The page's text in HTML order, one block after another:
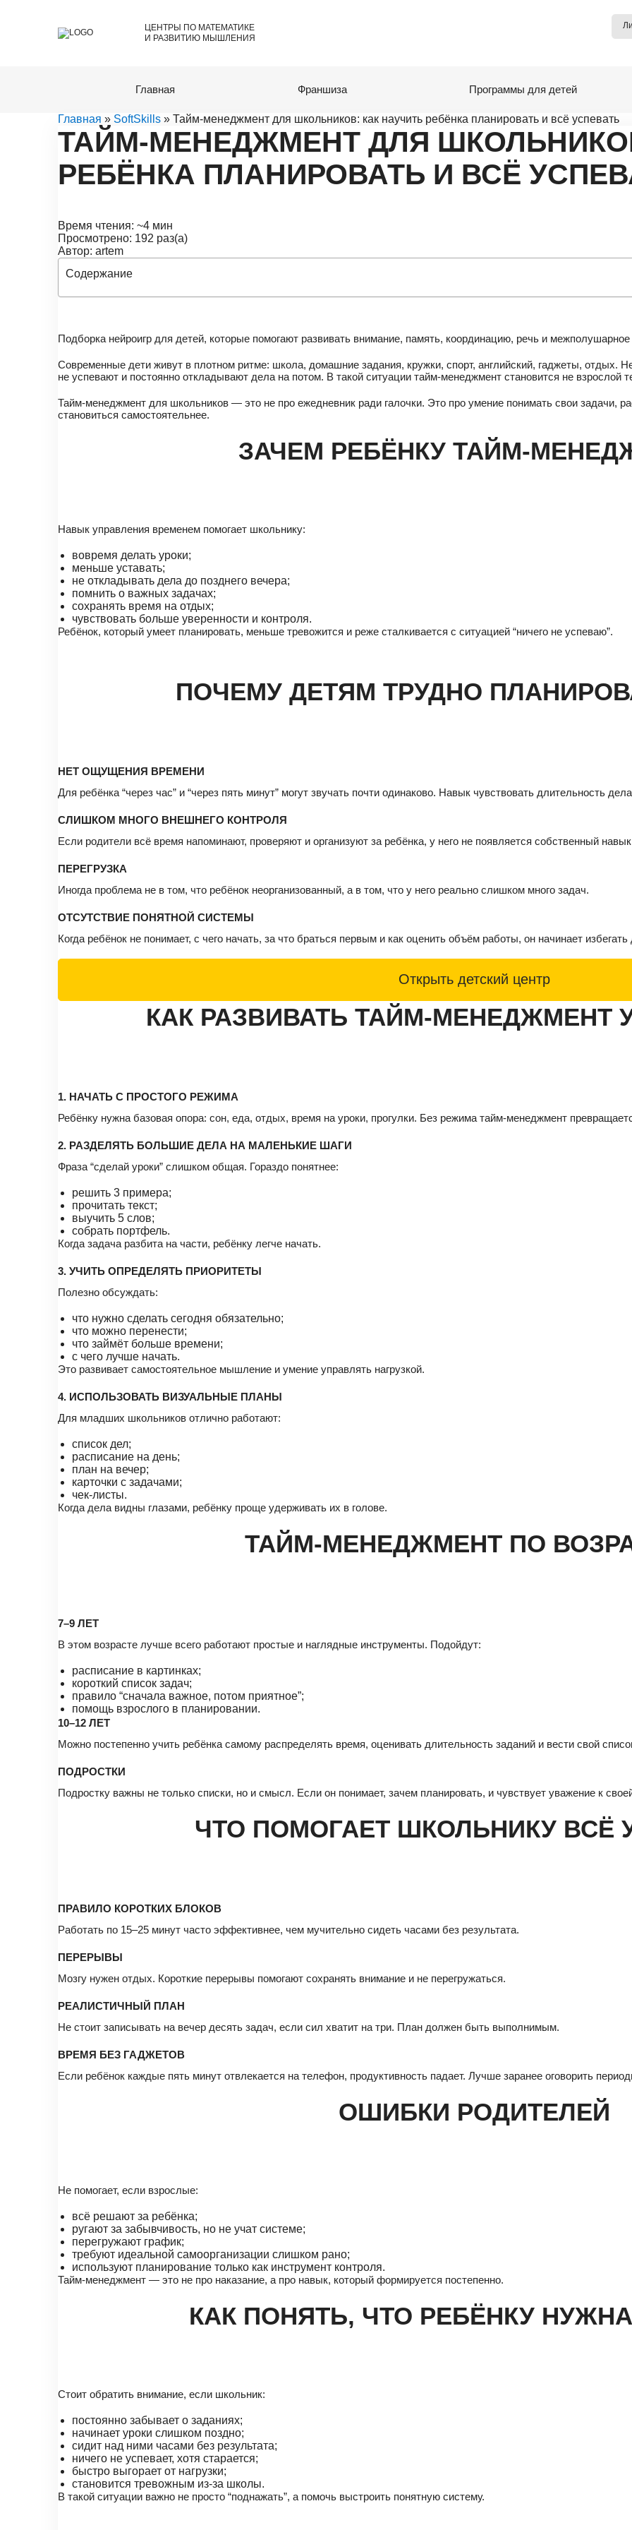
ЦЕНТРЫ ПО МАТЕМАТИКЕ
И РАЗВИТИЮ МЫШЛЕНИЯ
Главная Франшиза Программы для детей
Главная » SoftSkills » Тайм-менеджмент для школьников: как научить ребёнка планировать и всё успевать
ТАЙМ-МЕНЕДЖМЕНТ ДЛЯ
РЕБЁНКА ПЛАНИРОВАТЬ И ВСЁ
Время чтения: ~4 мин
Просмотрено: 192 раз(а)
Автор: artem
Содержание
Подборка нейроигр для детей, которые помогают развивать внимание, память, координацию, речь и
Современные дети живут в плотном ритме: школа, домашние задания, кружки, спорт, английский, гаджеты, отдых.
не успевают и постоянно откладывают дела на потом. В такой ситуации тайм-менеджмент становится не взрослой
Тайм-менеджмент для школьников — это не про ежедневник ради галочки. Это про умение понимать свои задачи,
становиться самостоятельнее.
ЗАЧЕМ РЕБЁНКУ ТАЙМ-
Навык управления временем помогает школьнику:
вовремя делать уроки;
меньше уставать;
не откладывать дела до позднего вечера;
помнить о важных задачах;
сохранять время на отдых;
чувствовать больше уверенности и контроля.
Ребёнок, который умеет планировать, меньше тревожится и реже сталкивается с ситуацией “ничего не успеваю”.
ПОЧЕМУ ДЕТЯМ ТРУДНО
НЕТ ОЩУЩЕНИЯ ВРЕМЕНИ
Для ребёнка “через час” и “через пять минут” могут звучать почти одинаково. Навык чувствовать длительность
СЛИШКОМ МНОГО ВНЕШНЕГО КОНТРОЛЯ
Если родители всё время напоминают, проверяют и организуют за ребёнка, у него не появляется собственный
ПЕРЕГРУЗКА
Иногда проблема не в том, что ребёнок неорганизованный, а в том, что у него реально слишком много задач.
ОТСУТСТВИЕ ПОНЯТНОЙ СИСТЕМЫ
Когда ребёнок не понимает, с чего начать, за что браться первым и как оценить объём работы, он начинает избегать
Открыть детский центр
КАК РАЗВИВАТЬ ТАЙМ-МЕНЕДЖМЕНТ
1. НАЧАТЬ С ПРОСТОГО РЕЖИМА
Ребёнку нужна базовая опора: сон, еда, отдых, время на уроки, прогулки. Без режима тайм-менеджмент
2. РАЗДЕЛЯТЬ БОЛЬШИЕ ДЕЛА НА МАЛЕНЬКИЕ ШАГИ
Фраза “сделай уроки” слишком общая. Гораздо понятнее:
решить 3 примера;
прочитать текст;
выучить 5 слов;
собрать портфель.
Когда задача разбита на части, ребёнку легче начать.
3. УЧИТЬ ОПРЕДЕЛЯТЬ ПРИОРИТЕТЫ
Полезно обсуждать:
что нужно сделать сегодня обязательно;
что можно перенести;
что займёт больше времени;
с чего лучше начать.
Это развивает самостоятельное мышление и умение управлять нагрузкой.
4. ИСПОЛЬЗОВАТЬ ВИЗУАЛЬНЫЕ ПЛАНЫ
Для младших школьников отлично работают:
список дел;
расписание на день;
план на вечер;
карточки с задачами;
чек-листы.
Когда дела видны глазами, ребёнку проще удерживать их в голове.
ТАЙМ-МЕНЕДЖМЕНТ ПО
7–9 ЛЕТ
В этом возрасте лучше всего работают простые и наглядные инструменты. Подойдут:
расписание в картинках;
короткий список задач;
правило “сначала важное, потом приятное”;
помощь взрослого в планировании.
10–12 ЛЕТ
Можно постепенно учить ребёнка самому распределять время, оценивать длительность заданий и вести свой
ПОДРОСТКИ
Подростку важны не только списки, но и смысл. Если он понимает, зачем планировать, и чувствует уважение к
ЧТО ПОМОГАЕТ ШКОЛЬНИКУ ВСЁ
ПРАВИЛО КОРОТКИХ БЛОКОВ
Работать по 15–25 минут часто эффективнее, чем мучительно сидеть часами без результата.
ПЕРЕРЫВЫ
Мозгу нужен отдых. Короткие перерывы помогают сохранять внимание и не перегружаться.
РЕАЛИСТИЧНЫЙ ПЛАН
Не стоит записывать на вечер десять задач, если сил хватит на три. План должен быть выполнимым.
ВРЕМЯ БЕЗ ГАДЖЕТОВ
Если ребёнок каждые пять минут отвлекается на телефон, продуктивность падает. Лучше заранее оговорить
ОШИБКИ РОДИТЕЛЕЙ
Не помогает, если взрослые:
всё решают за ребёнка;
ругают за забывчивость, но не учат системе;
перегружают график;
требуют идеальной самоорганизации слишком рано;
используют планирование только как инструмент контроля.
Тайм-менеджмент — это не про наказание, а про навык, который формируется постепенно.
КАК ПОНЯТЬ, ЧТО РЕБЁНКУ
Стоит обратить внимание, если школьник:
постоянно забывает о заданиях;
начинает уроки слишком поздно;
сидит над ними часами без результата;
ничего не успевает, хотя старается;
быстро выгорает от нагрузки;
становится тревожным из-за школы.
В такой ситуации важно не просто “поднажать”, а помочь выстроить понятную систему.